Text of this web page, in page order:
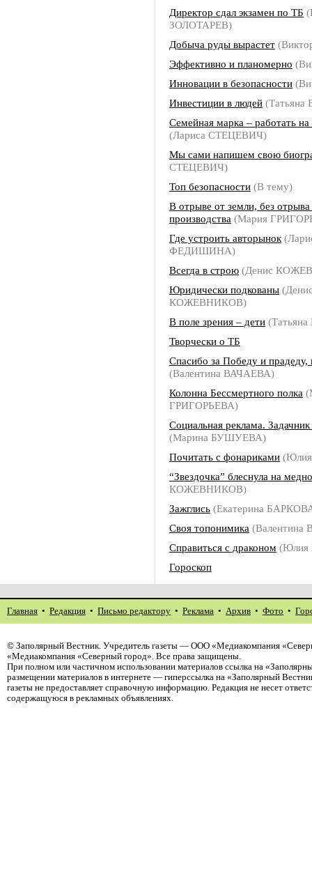
Директор сдал экзамен по ТБ
ЗОЛОТАРЕВ)
Добыча руды вырастет
Эффективно и планомерно
Инновации в безопасности
Инвестиции в людей
Семейная марка – работать на
(Лариса СТЕЦЕВИЧ)
Мы сами напишем свою
СТЕЦЕВИЧ)
Топ безопасности (В тему)
В отрыве от земли, без отрыва
производства (Мария
Где устроить авторынок
ФЕДИШИНА)
Всегда в строю (Денис
Юридически подкованы
КОЖЕВНИКОВ)
В поле зрения – дети
Творчески о ТБ
Спасибо за Победу и прадеду,
(Валентина ВАЧАЕВА)
Колонна Бессмертного полка
ГРИГОРЬЕВА)
Социальная реклама.
(Марина БУШУЕВА)
Почитать с фонариками
“Звездочка” блеснула на
КОЖЕВНИКОВ)
Зажглись (Екатерина
Своя топонимика
Справиться с драконом (Юлия
Гороскоп
Главная • Редакция • Письмо редактору • Реклама • Архив • Фото •
© Заполярный Вестник. Учредитель газеты — ООО «Медиакомпания
«Медиакомпания «Северный город». Все права защищены.
При полном или частичном использовании материалов ссылка на
размещении материалов в интернете — гиперссылка на «Заполярный
газеты не предоставляет справочную информацию. Редакция не несет
содержащуюся в рекламных объявлениях.